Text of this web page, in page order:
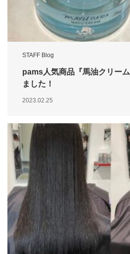
STAFF Blog
pams人気商品『馬油クリーム
ました！
2023.02.25